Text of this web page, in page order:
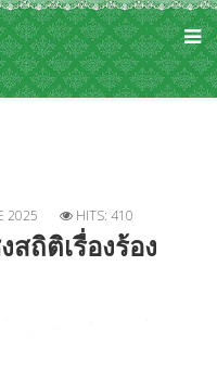
2025 HITS: 410
สถิติเรื่องร้อง